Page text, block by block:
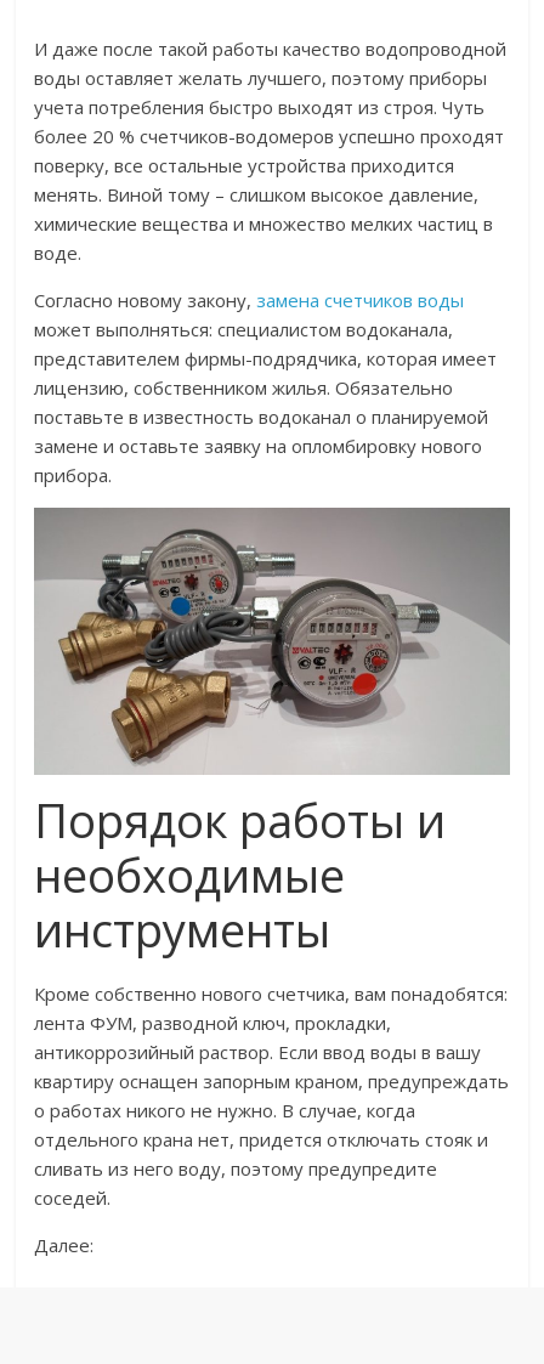
И даже после такой работы качество водопроводной
воды оставляет желать лучшего, поэтому приборы
учета потребления быстро выходят из строя. Чуть
более 20 % счетчиков-водомеров успешно проходят
поверку, все остальные устройства приходится
менять. Виной тому – слишком высокое давление,
химические вещества и множество мелких частиц в
воде.
Согласно новому закону,замена счетчиков воды
может выполняться: специалистом водоканала,
представителем фирмы-подрядчика, которая имеет
лицензию, собственником жилья. Обязательно
поставьте в известность водоканал о планируемой
замене и оставьте заявку на опломбировку нового
прибора.
Порядок работы и
необходимые
инструменты
Кроме собственно нового счетчика, вам понадобятся:
лента ФУМ, разводной ключ, прокладки,
антикоррозийный раствор. Если ввод воды в вашу
квартиру оснащен запорным краном, предупреждать
о работах никого не нужно. В случае, когда
отдельного крана нет, придется отключать стояк и
сливать из него воду, поэтому предупредите
соседей.
Далее: